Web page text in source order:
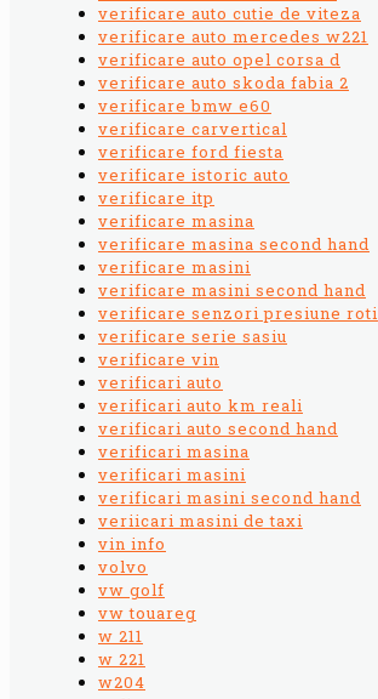
verificare auto cutie de viteza
verificare auto mercedes w221
verificare auto opel corsa d
verificare auto skoda fabia 2
verificare bmw e60
verificare carvertical
verificare ford fiesta
verificare istoric auto
verificare itp
verificare masina
verificare masina second hand
verificare masini
verificare masini second hand
verificare senzori presiune roti
verificare serie sasiu
verificare vin
verificari auto
verificari auto km reali
verificari auto second hand
verificari masina
verificari masini
verificari masini second hand
veriicari masini de taxi
vin info
volvo
vw golf
vw touareg
w 211
w 221
w204